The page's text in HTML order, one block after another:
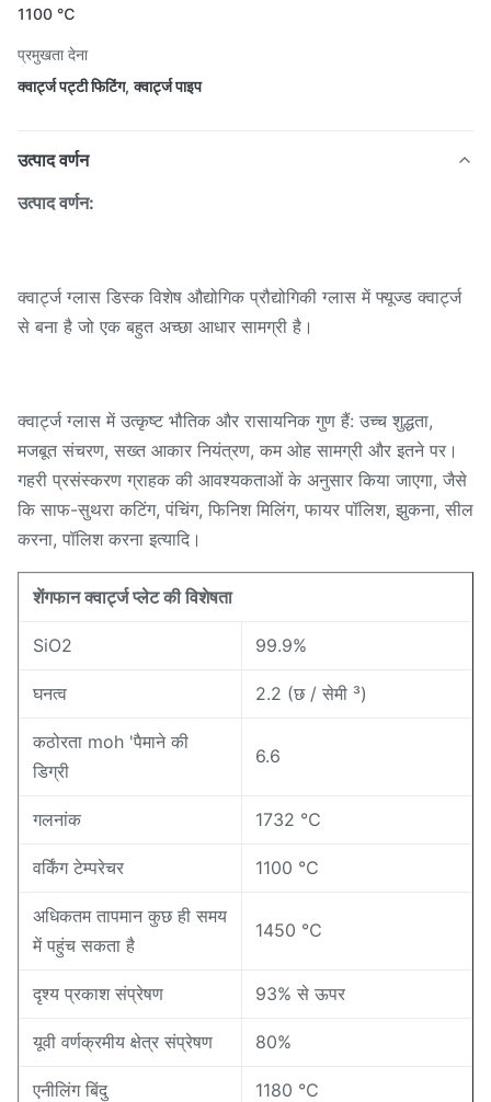
1100 ℃
प्रमुखता देना
क्वार्ट्ज पट्टी फिटिंग,क्वार्ट्ज पाइप
उत्पाद वर्णन
उत्पाद वर्णन:
क्वार्ट्ज ग्लास डिस्क विशेष औद्योगिक प्रौद्योगिकी ग्लास में फ्यूज्ड क्वार्ट्ज
से बना है जो एक बहुत अच्छा आधार सामग्री है।
क्वार्ट्ज ग्लास में उत्कृष्ट भौतिक और रासायनिक गुण हैं: उच्च शुद्धता,
मजबूत संचरण, सख्त आकार नियंत्रण, कम ओह सामग्री और इतने पर।
गहरी प्रसंस्करण ग्राहक की आवश्यकताओं के अनुसार किया जाएगा, जैसे
कि साफ-सुथरा कटिंग, पंचिंग, फिनिश मिलिंग, फायर पॉलिश, झुकना, सील
करना, पॉलिश करना इत्यादि।
शेंगफान क्वार्ट्ज प्लेट की विशेषता
SiO2 99.9%
घनत्व 2.2 (छ / सेमी ³)
कठोरता moh 'पैमाने की
डिग्री
6.6
गलनांक 1732 ℃
वर्किंग टेम्परेचर 1100 ℃
अधिकतम तापमान कुछ ही समय
में पहुंच सकता है
1450 ℃
दृश्य प्रकाश संप्रेषण 93% से ऊपर
यूवी वर्णक्रमीय क्षेत्र संप्रेषण 80%
एनीलिंग बिंदु 1180 ℃